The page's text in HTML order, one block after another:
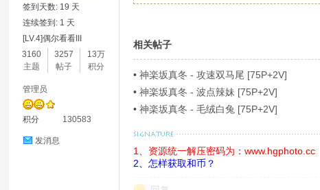
签到天数: 19 天
连续签到: 1 天
[LV.4]偶尔看看III
3160
主题
3257
帖子
13万
积分
管理员
积分 130583
发消息
相关帖子
•神楽坂真冬 - 攻速双马尾 [75P+2V]
•神楽坂真冬 - 波点辣妹 [75P+2V]
•神楽坂真冬 - 毛绒白兔 [75P+2V]
1、资源统一解压密码为：www.hgphoto.cc
2、怎样获取和币？